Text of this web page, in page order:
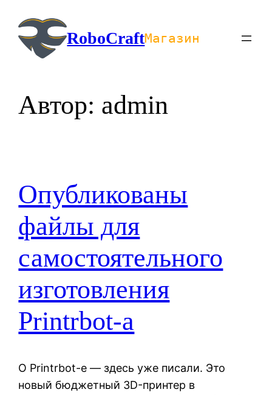
содержимомуRoboCraftМагазин
Автор: admin
Опубликованы
файлы для
самостоятельного
изготовления
Printrbot-а
О Printrbot-е — здесь уже писали. Это
новый бюджетный 3D-принтер в